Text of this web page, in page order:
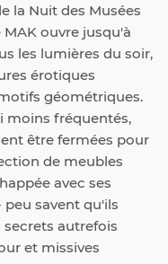
la Nuit des Musées
ouvre jusqu'à
les lumières du soir,
érotiques
géométriques.
moins fréquentés,
être fermées pour
de meubles
avec ses
savent qu'ils
autrefois
et missives